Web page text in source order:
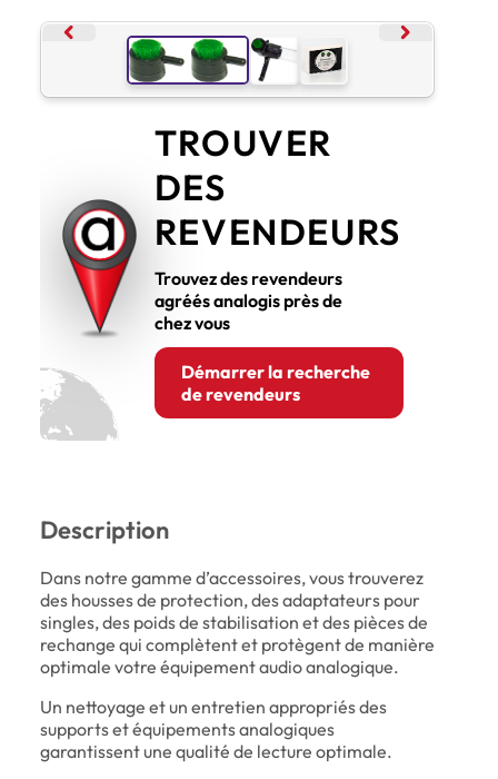
chevron_backward chevron_forward
TROUVER
DES
REVENDEURS
Trouvez des revendeurs
agréés analogis près de
chez vous
Démarrer la recherche
de revendeurs
Description
Dans notre gamme d’accessoires, vous trouverez
des housses de protection, des adaptateurs pour
singles, des poids de stabilisation et des pièces de
rechange qui complètent et protègent de manière
optimale votre équipement audio analogique.
Un nettoyage et un entretien appropriés des
supports et équipements analogiques
garantissent une qualité de lecture optimale.